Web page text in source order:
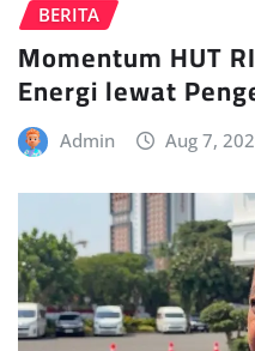
BERITA
Momentum HUT
Energi lewat
Admin Aug 7,